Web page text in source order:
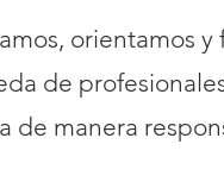
orientamos y
de
de manera